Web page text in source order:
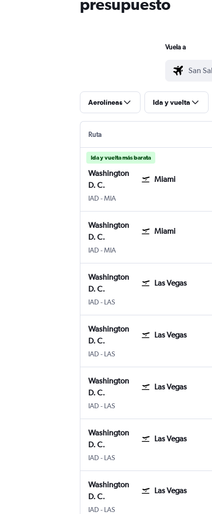
presupuesto
Vuela a
Aerolíneas Ida y vuelta
Ruta
Ida y vuelta más barata
Washington
D. C.
Miami
IAD Washington D. C. Internacional de
-MIA
Washington
D. C.
Miami
IAD Washington D. C. Internacional de
-MIA
Washington
D. C.
Las Vegas
IAD Washington D. C. Internacional de
- LAS
Washington
D. C.
Las Vegas
IAD Washington D. C. Internacional de
- LAS
Washington
D. C.
Las Vegas
IAD Washington D. C. Internacional de
- LAS
Washington
D. C.
Las Vegas
IAD Washington D. C. Internacional de
- LAS
Washington
D. C.
Las Vegas
IAD Washington D. C. Internacional de
- LAS